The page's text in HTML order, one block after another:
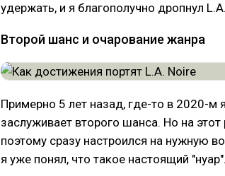
удержать, и я благополучно дропнул
Второй шанс и очарование жанра
Примерно 5 лет назад, где-то в 2020-м
заслуживает второго шанса. Но на
поэтому сразу настроился на нужную
я уже понял, что такое настоящий